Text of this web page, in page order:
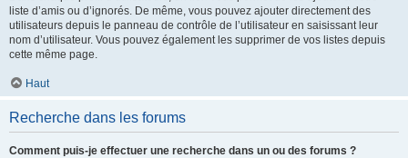
liste d’amis ou d’ignorés. De même, vous pouvez ajouter directement des
utilisateurs depuis le panneau de contrôle de l’utilisateur en saisissant leur
nom d’utilisateur. Vous pouvez également les supprimer de vos listes depuis
cette même page.
Haut
Recherche dans les forums
Comment puis-je effectuer une recherche dans un ou des forums ?